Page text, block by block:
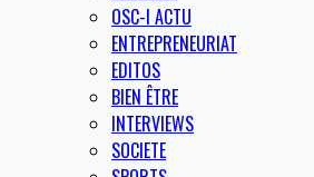
OSC-I ACTU
ENTREPRENEURIAT
EDITOS
BIEN ÊTRE
INTERVIEWS
SOCIETE